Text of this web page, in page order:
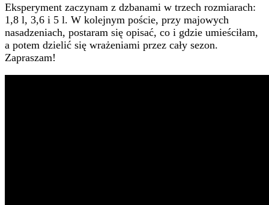
Eksperyment zaczynam z dzbanami w trzech rozmiarach:
1,8 l, 3,6 i 5 l. W kolejnym poście, przy majowych
nasadzeniach, postaram się opisać, co i gdzie umieściłam,
a potem dzielić się wrażeniami przez cały sezon.
Zapraszam!